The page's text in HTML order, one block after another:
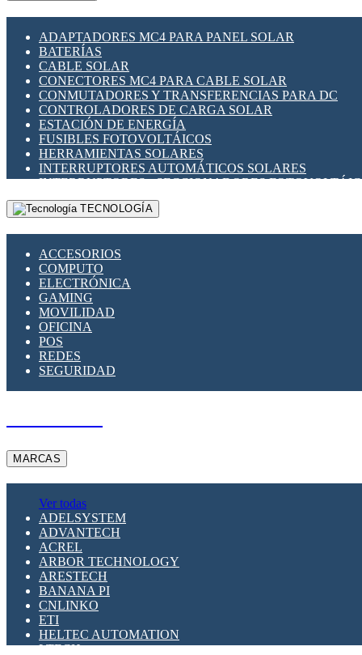
ADAPTADORES MC4 PARA PANEL SOLAR
BATERÍAS
CABLE SOLAR
CONECTORES MC4 PARA CABLE SOLAR
CONMUTADORES Y TRANSFERENCIAS PARA DC
CONTROLADORES DE CARGA SOLAR
ESTACIÓN DE ENERGÍA
FUSIBLES FOTOVOLTÁICOS
HERRAMIENTAS SOLARES
INTERRUPTORES AUTOMÁTICOS SOLARES
INTERRUPTORES - SECCIONADORES
MONTAJE PANEL SOLAR
PORTA FUSIBLES Y SECCIONADORES
TECNOLOGÍA
ACCESORIOS
COMPUTO
ELECTRÓNICA
GAMING
MOVILIDAD
OFICINA
POS
REDES
SEGURIDAD
MARCAS
Ver todas
ADELSYSTEM
ADVANTECH
ACREL
ARBOR TECHNOLOGY
ARESTECH
BANANA PI
CNLINKO
ETI
HELTEC AUTOMATION
LTECH